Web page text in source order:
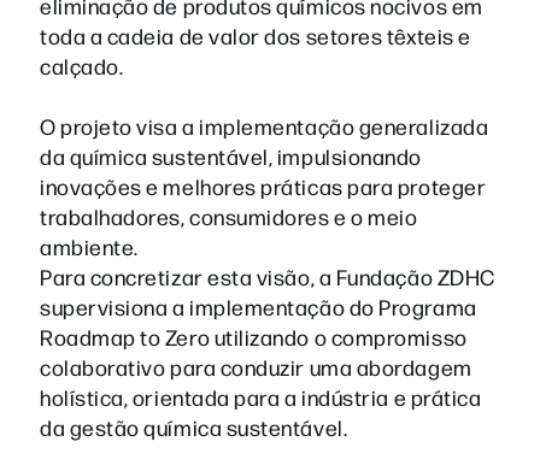
toda a cadeia de valor dos setores têxteis e
calçado.
O projeto visa a implementação generalizada
da química sustentável, impulsionando
inovações e melhores práticas para proteger
trabalhadores, consumidores e o meio
ambiente.
Para concretizar esta visão, a Fundação ZDHC
supervisiona a implementação do Programa
Roadmap to Zero utilizando o compromisso
colaborativo para conduzir uma abordagem
holística, orientada para a indústria e prática
da gestão química sustentável.